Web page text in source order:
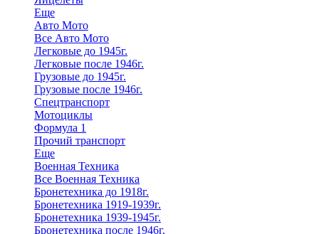
Еще
Авто Мото
Все Авто Мото
Легковые до 1945г.
Легковые после 1946г.
Грузовые до 1945г.
Грузовые после 1946г.
Спецтранспорт
Мотоциклы
Формула 1
Прочий транспорт
Еще
Военная Техника
Все Военная Техника
Бронетехника до 1918г.
Бронетехника 1919-1939г.
Бронетехника 1939-1945г.
Бронетехника после 1946г.